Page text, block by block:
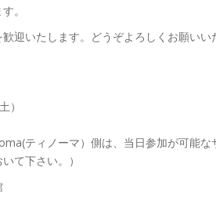
。
迎いたします。どうぞよろしくお願いい
）
ティノーマ）側は、当日参加が可能
て下さい。）